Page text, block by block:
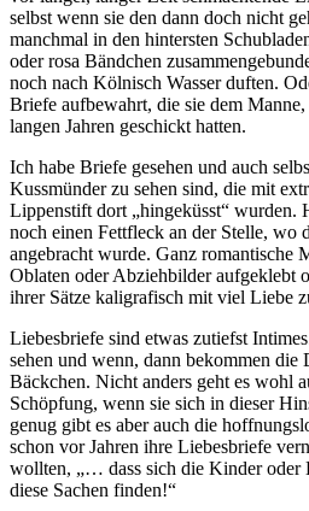
selbst wenn sie den dann doch nicht
manchmal in den hintersten
oder rosa Bändchen
noch nach Kölnisch Wasser duften.
Briefe aufbewahrt, die sie dem
langen Jahren geschickt hatten.
Ich habe Briefe gesehen und auch
Kussmünder zu sehen sind, die mit
Lippenstift dort
hingeküsst
wurden.
noch einen Fettfleck an der Stelle, wo
angebracht wurde. Ganz romantische
Oblaten oder Abziehbilder aufgeklebt
ihrer Sätze kaligrafisch mit viel Liebe
Liebesbriefe sind etwas zutiefst
sehen und wenn, dann bekommen die
Bäckchen. Nicht anders geht es wohl
Schöpfung, wenn sie sich in dieser
genug gibt es aber auch die
schon vor Jahren ihre Liebesbriefe
wollten,
… dass sich die Kinder oder
diese Sachen finden!